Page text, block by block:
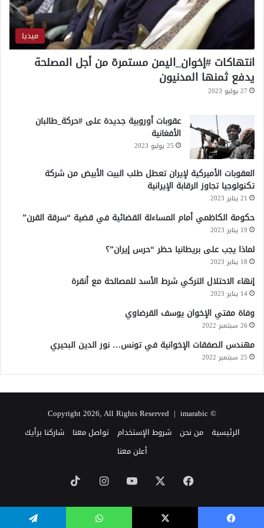
ح
ف
ا
ؤ
ه
ا
ق
ع
و
ن
ع
ل
م
ي
ث
ا
ق
ت
ش
ي
ل
ح
ك
ة
ميديا
انتهاكات #إخوان_اليمن مستمرة من أجل المصلحة
يدفع ثمنها المدنيون
27 يوليو 2023
عقوبات أوروبية جديدة على #حركة_طالبان
الأفغانية
25 يوليو 2023
العقوبات الأميركية لإيران تعطل طلب البيت الأبيض من شركة
تكنولوجيا تجاوز الرقابة الإيرانية
21 يناير 2023
حكومة الكاظمي أمام المساءلة القضائية في قضية “سرقة القرن”
19 يناير 2023
لماذا يجب على بريطانيا حظر “حرس إيران”؟
18 يناير 2023
إنهاء الاحتلال التركي شرط الأسد للمصالحة مع أنقرة
14 يناير 2023
وفاة مفتي الإخوان يوسف القرضاوي
26 سبتمبر 2022
مهندس الصفقات الإخوانية في تونس… نور الدين البحيري
25 سبتمبر 2022
© Copyright 2026, All Rights Reserved |
imarabic
الرئيسية
من نحن شروط الإستخدام تواصل معنا
شاركنا برأيك
أعلن معنا
فيسبوك ‫YouTube انستقرام